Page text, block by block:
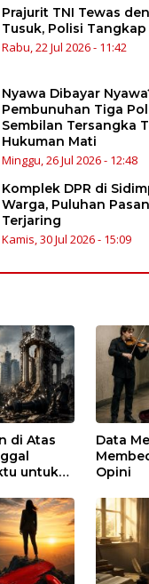
Prajurit TNI Tewas
Tusuk, Polisi
Rabu, 22 Jul 2026 - 11:42
Nyawa Dibayar
Pembunuhan Tiga
Sembilan Tersangka
Hukuman Mati
Minggu, 26 Jul 2026 - 12:48
Komplek DPR di
Warga, Puluhan
Terjaring
Kamis, 30 Jul 2026 - 15:09
di Atas
untuk
Data
Opini